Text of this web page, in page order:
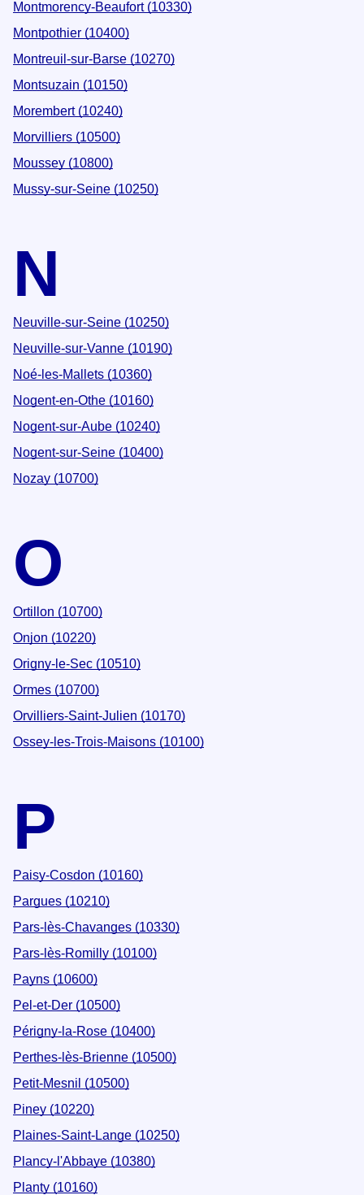
Montmorency-Beaufort (10330)
Montpothier (10400)
Montreuil-sur-Barse (10270)
Montsuzain (10150)
Morembert (10240)
Morvilliers (10500)
Moussey (10800)
Mussy-sur-Seine (10250)
N
Neuville-sur-Seine (10250)
Neuville-sur-Vanne (10190)
Noé-les-Mallets (10360)
Nogent-en-Othe (10160)
Nogent-sur-Aube (10240)
Nogent-sur-Seine (10400)
Nozay (10700)
O
Ortillon (10700)
Onjon (10220)
Origny-le-Sec (10510)
Ormes (10700)
Orvilliers-Saint-Julien (10170)
Ossey-les-Trois-Maisons (10100)
P
Paisy-Cosdon (10160)
Pargues (10210)
Pars-lès-Chavanges (10330)
Pars-lès-Romilly (10100)
Payns (10600)
Pel-et-Der (10500)
Périgny-la-Rose (10400)
Perthes-lès-Brienne (10500)
Petit-Mesnil (10500)
Piney (10220)
Plaines-Saint-Lange (10250)
Plancy-l'Abbaye (10380)
Planty (10160)